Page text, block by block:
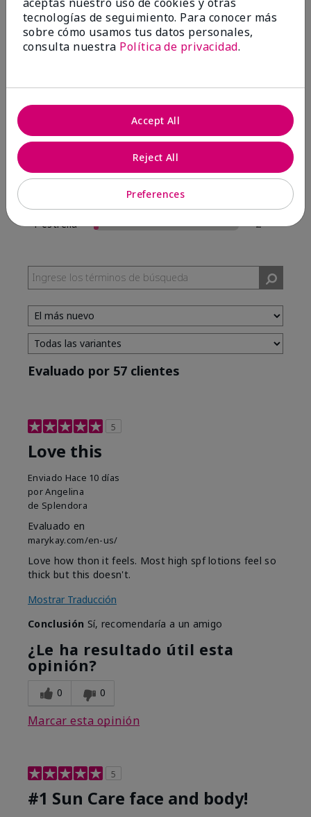
Escribir Una Opinión
3 estrellas
1
1 estrella
2
Evaluado por 57 clientes
5
Love this
Enviado Hace 10 días
porAngelina
de Splendora
Evaluado en
marykay.com/en-us/
Love how thon it feels. Most high spf lotions feel so
thick but this doesn't.
Mostrar Traducción
Conclusión Sí, recomendaría a un amigo
¿Le ha resultado útil esta
opinión?
0 0
Marcar esta opinión
5
#1 Sun Care face and body!
tecnologías de seguimiento. Para conocer más
sobre cómo usamos tus datos personales,
consulta nuestra Política de privacidad.
Preferences
Reject All
Accept All